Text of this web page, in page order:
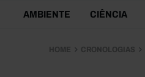
Themes Menu
AMBIENTE CIÊNCIA
HOME CRONOLOGIAS